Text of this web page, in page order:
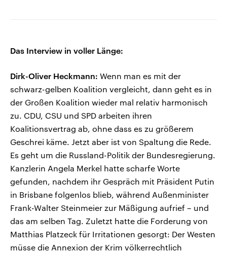
Das Interview in voller Länge:
Dirk-Oliver Heckmann: Wenn man es mit der
schwarz-gelben Koalition vergleicht, dann geht es in
der Großen Koalition wieder mal relativ harmonisch
zu. CDU, CSU und SPD arbeiten ihren
Koalitionsvertrag ab, ohne dass es zu größerem
Geschrei käme. Jetzt aber ist von Spaltung die Rede.
Es geht um die Russland-Politik der Bundesregierung.
Kanzlerin Angela Merkel hatte scharfe Worte
gefunden, nachdem ihr Gespräch mit Präsident Putin
in Brisbane folgenlos blieb, während Außenminister
Frank-Walter Steinmeier zur Mäßigung aufrief – und
das am selben Tag. Zuletzt hatte die Forderung von
Matthias Platzeck für Irritationen gesorgt: Der Westen
müsse die Annexion der Krim völkerrechtlich